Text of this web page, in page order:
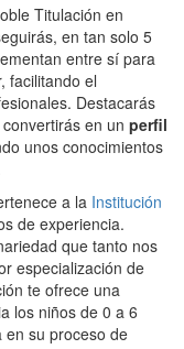
Titulación en
en tan solo 5
entre sí para
facilitando el
Destacarás
en un perfil
unos conocimientos
a la Institución
de experiencia.
que tanto nos
especialización de
te ofrece una
los niños de 0 a 6
en su proceso de